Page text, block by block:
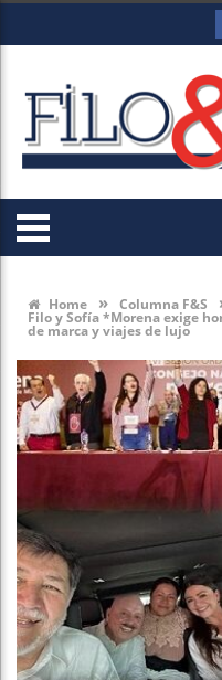
Home » Columna F&S
Filo y Sofía *Morena exige
de marca y viajes de lujo